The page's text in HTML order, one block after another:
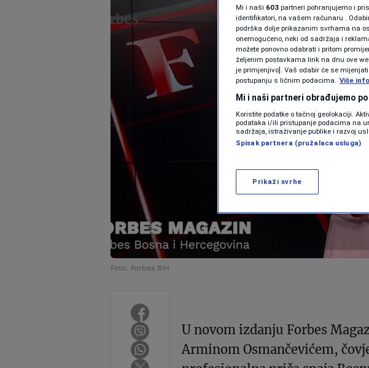
Foto: Forbes BiH
U novom izdanju Forbes
Arminom Osmančevićem,
Mi i naši 603 partneri pohranjujemo i
identifikatori, na vašem računaru .
podrška dolje prikazanim svrhama na
onemogućeno, neki od sadržaja i
možete ponovno odabrati i pritom
željenim postavkama link na dnu ove
je primjenjivo]. Vaš odabir će se
postupanju s ličnim podacima. Više
Mi i naši partneri obrađujemo
Koristite podatke o tačnoj geolokaciji.
podataka i/ili pristupanje podacima na
sadržaja, istraživanje publike i razvoj
Spisak partnera (pružalaca usluga)
Prikaži svrhe